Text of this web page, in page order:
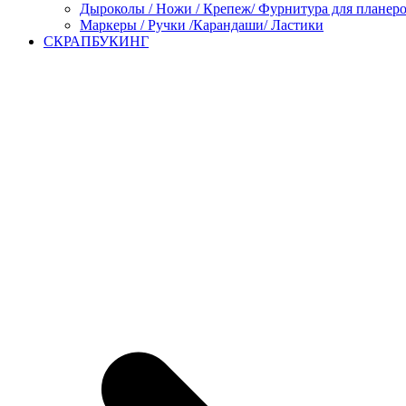
Дыроколы / Ножи / Крепеж/ Фурнитура для
Маркеры / Ручки /Карандаши/ Ластики
СКРАПБУКИНГ